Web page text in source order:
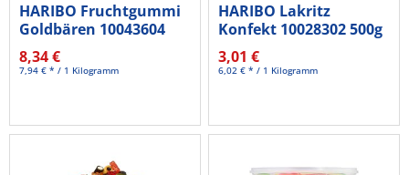
HARIBO Fruchtgummi
Goldbären 10043604
75g 12St.
8,34 €
7,94 € * / 1 Kilogramm
HARIBO Lakritz
Konfekt 10028302 500g
3,01 €
6,02 € * / 1 Kilogramm